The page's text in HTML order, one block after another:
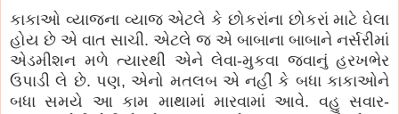
કાકાઓ વ્યાજના વ્યાજ એટલે કે છોકરાંના છોકરાં માટે ઘેલા
હોય છે એ વાત સાચી. એટલે જ એ બાબાના બાબાને નર્સરીમાં
એડમીશન મળે ત્યારથી એને લેવા-મુકવા જવાનું હરખભેર
ઉપાડી લે છે. પણ, એનો મતલબ એ નહીં કે બધા કાકાઓને
બધા સમયે આ કામ માથામાં મારવામાં આવે. વહુ સવાર-